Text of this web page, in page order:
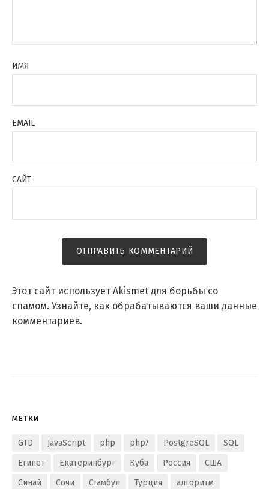
ИМЯ
EMAIL
САЙТ
Этот сайт использует Akismet для борьбы со
спамом. Узнайте, как обрабатываются ваши данные
комментариев.
МЕТКИ
GTD JavaScript php php7 PostgreSQL
SQL
Египет
Екатеринбург Куба Россия
США
Синай
Сочи Стамбул Турция
алгоритм